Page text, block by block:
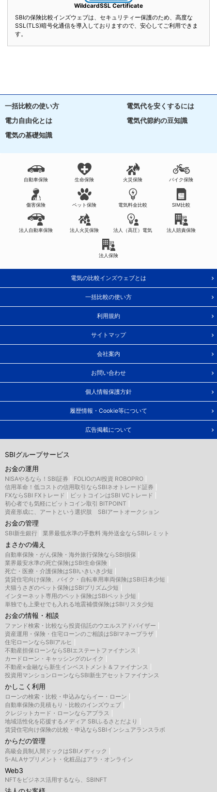
WildcardSSL Certificate
SBIの保険比較インズウェブは、セキュリティー保護のため、高度な
SSL(TLS)暗号化通信を導入しておりますので、安心してご利用できま
す。
一括比較の使い方
電気代を安くするには
電力自由化とは
電気代節約の豆知識
電気の基礎知識
自動車保険 生命保険 火災保険 バイク保険
傷害保険 ペット保険 電気料金比較 SIM比較
法人自動車保険 法人火災保険 法人（高圧）電気 法人賠責保険
法人保険
電気の比較インズウェブとは
一括比較の使い方
利用規約
サイトマップ
会社案内
お問い合わせ
個人情報保護方針
履歴情報・Cookie等について
広告掲載について
SBIグループサービス
お金の運用
NISAやるなら！SBI証券
FOLIOのAI投資 ROBOPRO
信用革命！低コストの信用取引ならSBIネオトレード証券
FXならSBI FXトレード
ビットコインはSBI VCトレード
初心者でも気軽にビットコイン取引 BITPOINT
資産形成に、アートという選択肢 SBIアートオークション
お金の管理
SBI新生銀行 業界最低水準の手数料 海外送金ならSBIレミット
まさかの備え
自動車保険・がん保険・海外旅行保険ならSBI損保
業界最安水準の死亡保険はSBI生命保険
死亡・医療・介護保険はSBIいきいき少短
賃貸住宅向け保険、バイク・自転車用車両保険はSBI日本少短
犬猫うさぎのペット保険はSBIプリズム少短
インターネット専用のペット保険はSBIペット少短
単独でも上乗せでも入れる地震補償保険はSBIリスタ少短
お金の情報・相談
ファンド検索・比較なら投資信託のウエルスアドバイザー
資産運用・保険・住宅ローンのご相談はSBIマネープラザ
住宅ローンならSBIアルヒ
不動産担保ローンならSBIエステートファイナンス
カードローン・キャッシングのレイク
不動産×金融なら新生インベストメント＆ファイナンス
投資用マンションローンならSBI新生アセットファイナンス
かしこく利用
ローンの検索・比較・申込みならイー・ローン
自動車保険の見積もり・比較のインズウェブ
クレジットカード・ローンならアプラス
地域活性化を応援するメディア SBIふるさとだより
賃貸住宅向け保険の比較・申込ならSBIインシュアランスラボ
からだの管理
高級会員制人間ドックはSBIメディック
5-ALAサプリメント・化粧品はアラ・オンライン
Web3
NFTをビジネス活用するなら、SBINFT